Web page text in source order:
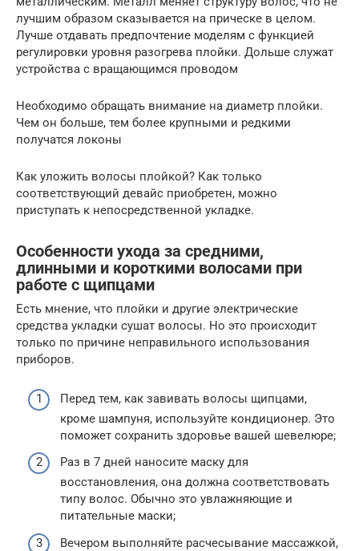
лучшим образом сказывается на прическе в целом.
Лучше отдавать предпочтение моделям с функцией
регулировки уровня разогрева плойки. Дольше служат
устройства с вращающимся проводом
Необходимо обращать внимание на диаметр плойки.
Чем он больше, тем более крупными и редкими
получатся локоны
Как уложить волосы плойкой? Как только
соответствующий девайс приобретен, можно
приступать к непосредственной укладке.
Особенности ухода за средними,
длинными и короткими волосами при
работе с щипцами
Есть мнение, что плойки и другие электрические
средства укладки сушат волосы. Но это происходит
только по причине неправильного использования
приборов.
Перед тем, как завивать волосы щипцами,
кроме шампуня, используйте кондиционер. Это
поможет сохранить здоровье вашей шевелюре;
Раз в 7 дней наносите маску для
восстановления, она должна соответствовать
типу волос. Обычно это увлажняющие и
питательные маски;
Вечером выполняйте расчесывание массажкой,